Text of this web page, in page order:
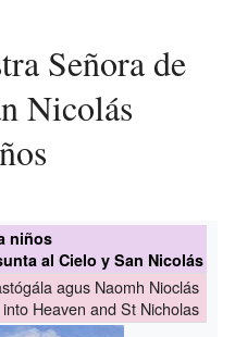
Nicolás
niños
al Cielo y San Nicolás
agus Naomh Nioclás
Heaven and St Nicholas